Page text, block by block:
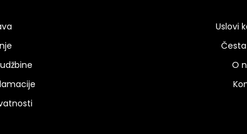
Uslovi
O